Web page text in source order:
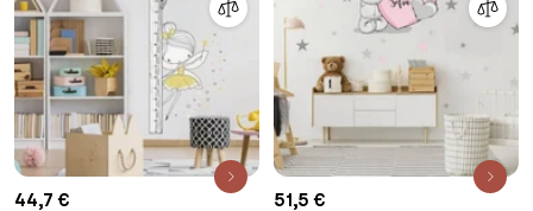
44,7 € 51,5 €